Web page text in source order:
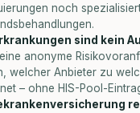
noch
sind kein
anonyme
welcher Anbieter zu
– ohne HIS-Pool-